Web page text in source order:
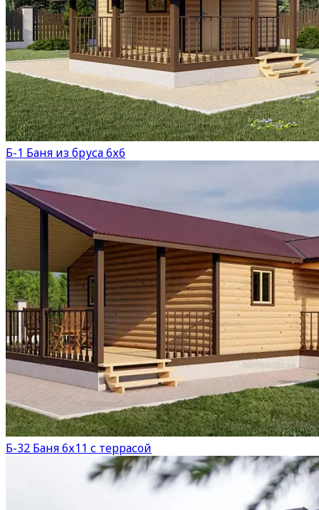
Б-1 Баня из бруса 6х6
Б-32 Баня 6х11 с террасой